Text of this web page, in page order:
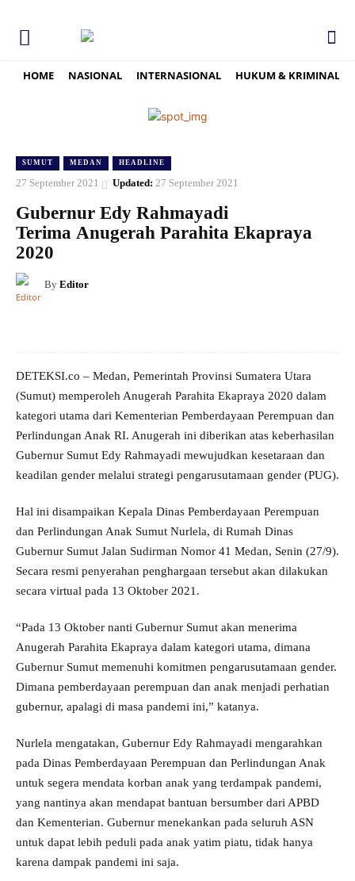
HOME NASIONAL INTERNASIONAL HUKUM & KRIMINAL
SUMUT MEDAN HEADLINE
27 September 2021 Updated: 27 September 2021
Gubernur Edy Rahmayadi
Terima Anugerah Parahita Ekapraya
2020
By Editor
DETEKSI.co – Medan, Pemerintah Provinsi Sumatera Utara
(Sumut) memperoleh Anugerah Parahita Ekapraya 2020 dalam
kategori utama dari Kementerian Pemberdayaan Perempuan dan
Perlindungan Anak RI. Anugerah ini diberikan atas keberhasilan
Gubernur Sumut Edy Rahmayadi mewujudkan kesetaraan dan
keadilan gender melalui strategi pengarusutamaan gender (PUG).
Hal ini disampaikan Kepala Dinas Pemberdayaan Perempuan
dan Perlindungan Anak Sumut Nurlela, di Rumah Dinas
Gubernur Sumut Jalan Sudirman Nomor 41 Medan, Senin (27/9).
Secara resmi penyerahan penghargaan tersebut akan dilakukan
secara virtual pada 13 Oktober 2021.
“Pada 13 Oktober nanti Gubernur Sumut akan menerima
Anugerah Parahita Ekapraya dalam kategori utama, dimana
Gubernur Sumut memenuhi komitmen pengarusutamaan gender.
Dimana pemberdayaan perempuan dan anak menjadi perhatian
gubernur, apalagi di masa pandemi ini,” katanya.
Nurlela mengatakan, Gubernur Edy Rahmayadi mengarahkan
pada Dinas Pemberdayaan Perempuan dan Perlindungan Anak
untuk segera mendata korban anak yang terdampak pandemi,
yang nantinya akan mendapat bantuan bersumber dari APBD
dan Kementerian. Gubernur menekankan pada seluruh ASN
untuk dapat lebih peduli pada anak yatim piatu, tidak hanya
karena dampak pandemi ini saja.